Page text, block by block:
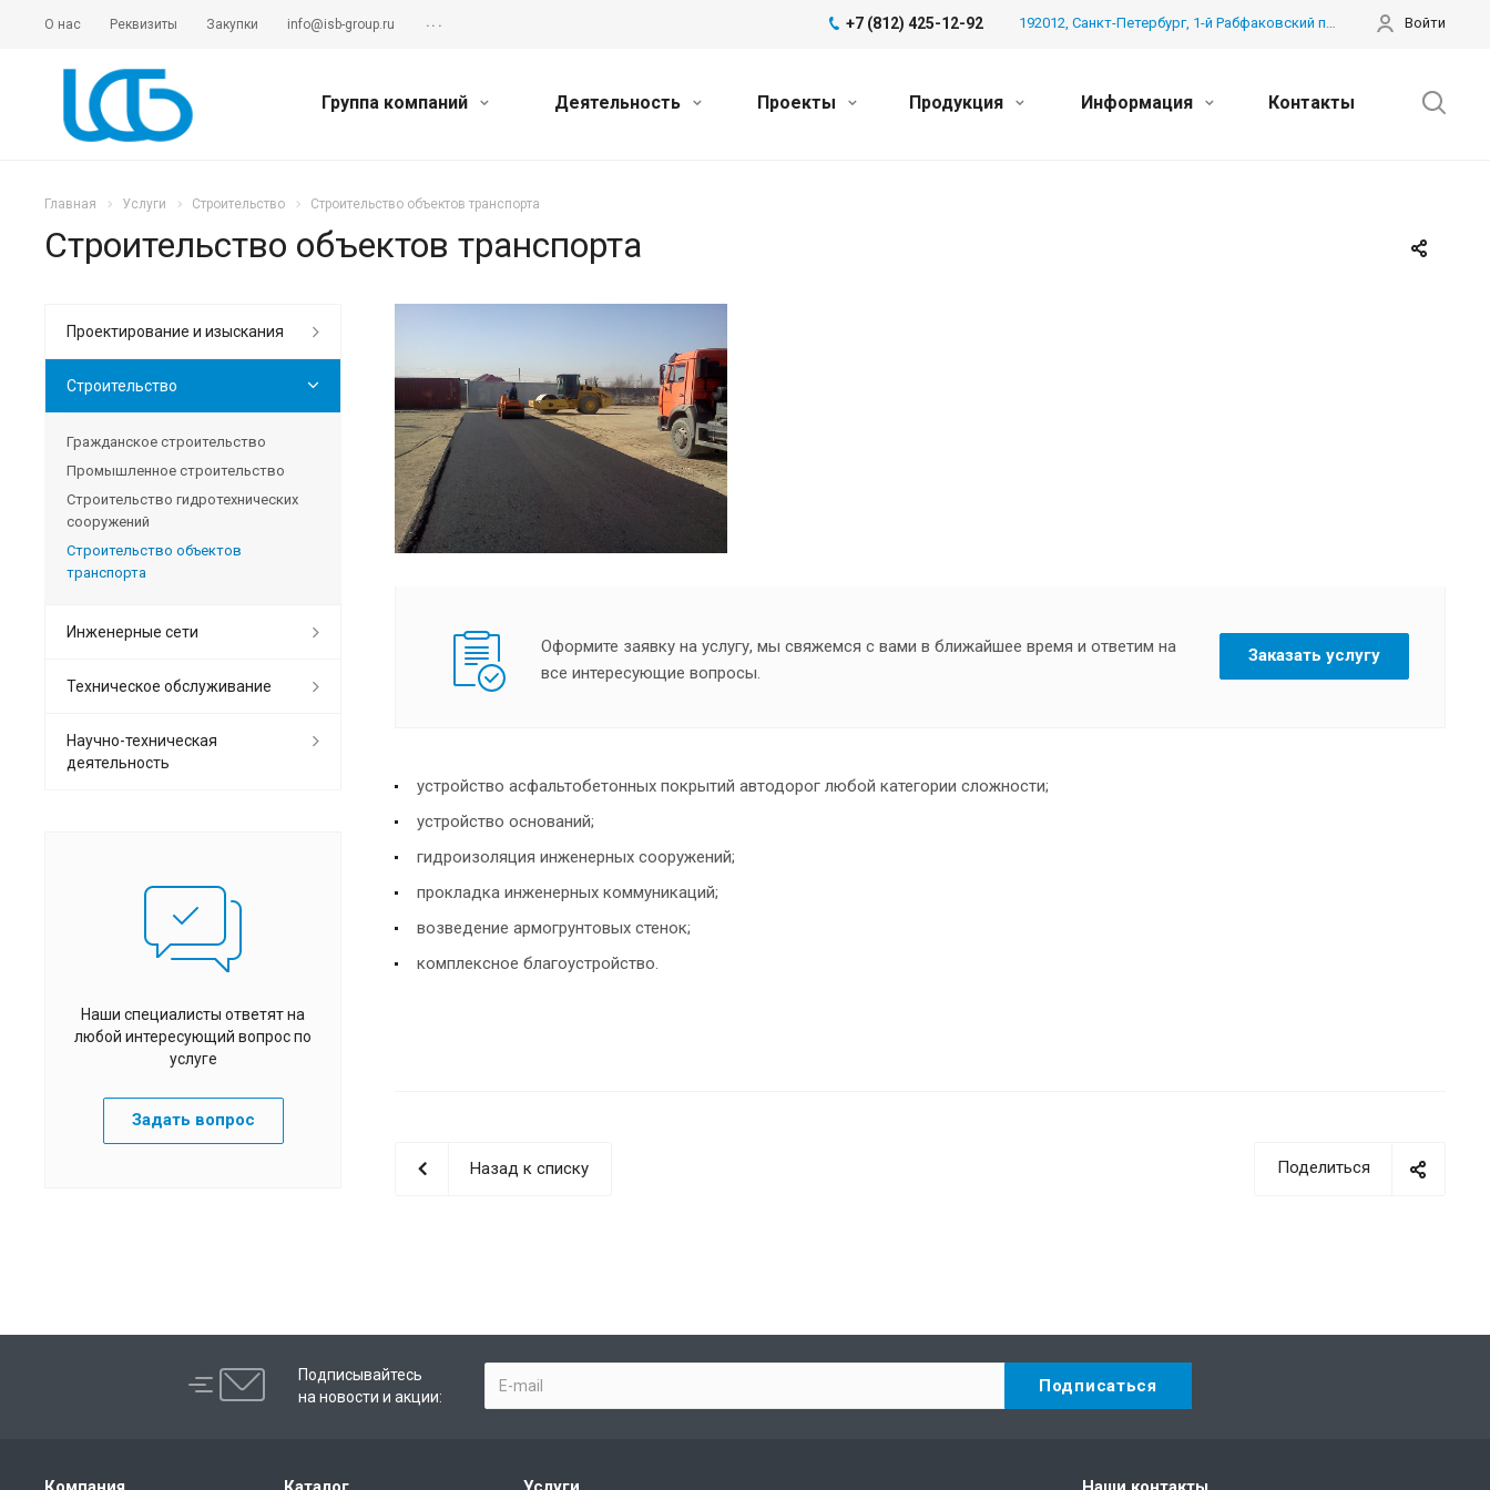
О нас Реквизиты Закупки info@isb-group.ru ... Войти
192012, Санкт-Петербург, 1-й Рабфаковский пер. дом 3 лит. Б, пом. 41Н
+7 (812) 425-12-92
Группа компаний Деятельность Проекты Продукция Информация Контакты
Главная Услуги Cтроительство Строительство объектов транспорта
Строительство объектов транспорта
Оформите заявку на услугу, мы свяжемся с вами в ближайшее время и ответим на
все интересующие вопросы.
Заказать услугу
устройство асфальтобетонных покрытий автодорог любой категории сложности;
устройство оснований;
гидроизоляция инженерных сооружений;
прокладка инженерных коммуникаций;
возведение армогрунтовых стенок;
комплексное благоустройство.
Поделиться
Назад к списку
Проектирование и изыскания
Cтроительство
Гражданское строительство
Промышленное строительство
Строительство гидротехнических
сооружений
Строительство объектов
транспорта
Инженерные сети
Техническое обслуживание
Научно-техническая
деятельность
Наши специалисты ответят на
любой интересующий вопрос по
услуге
Задать вопрос
Подписывайтесь
на новости и акции: